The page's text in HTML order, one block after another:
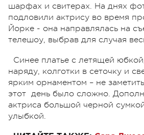
шарфах и свитерах. На днях
подловили актрису во время
Йорке - она направлялась на
телешоу, выбрав для случая
Синее платье с летящей
наряду, колготки в сеточку и
ярким орнаментом – не
этот день было сложно.
актриса большой черной
улыбкой.